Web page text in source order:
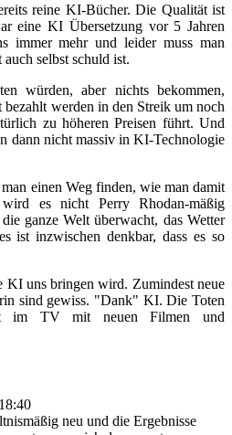
reine KI-Bücher. Die Qualität ist
eine KI Übersetzung vor 5 Jahren
immer mehr und leider muss man
auch selbst schuld ist.
würden, aber nichts bekommen,
bezahlt werden in den Streik um noch
zu höheren Preisen führt. Und
dann nicht massiv in KI-Technologie
einen Weg finden, wie man damit
es nicht Perry Rhodan-mäßig
ganze Welt überwacht, das Wetter
ist inzwischen denkbar, dass es so
KI uns bringen wird. Zumindest neue
sind gewiss. "Dank" KI. Die Toten
im TV mit neuen Filmen und
neu und die Ergebnisse